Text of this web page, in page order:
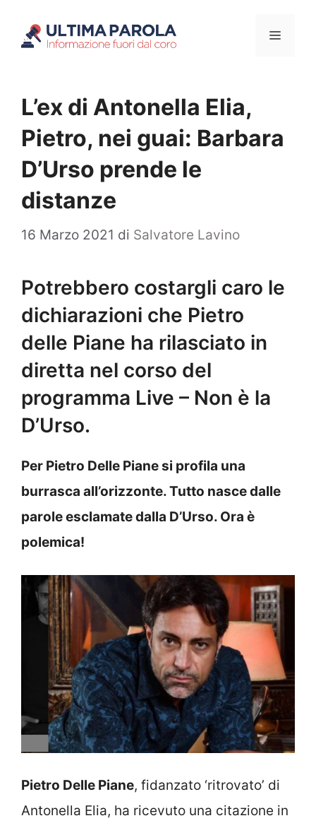
Menu
L’ex di Antonella Elia,
Pietro, nei guai: Barbara
D’Urso prende le
distanze
16 Marzo 2021 di Salvatore Lavino
Potrebbero costargli caro le
dichiarazioni che Pietro
delle Piane ha rilasciato in
diretta nel corso del
programma Live – Non è la
D’Urso.
Per Pietro Delle Piane si profila una
burrasca all’orizzonte. Tutto nasce dalle
parole esclamate dalla D’Urso. Ora è
polemica!
Pietro Delle Piane, fidanzato ‘ritrovato’ di
Antonella Elia, ha ricevuto una citazione in